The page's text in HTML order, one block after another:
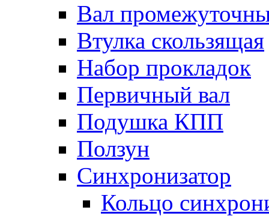
Вал
Втулка скользящая
Набор прокладок
Первичный вал
Подушка КПП
Ползун
Синхронизатор
Кольцо